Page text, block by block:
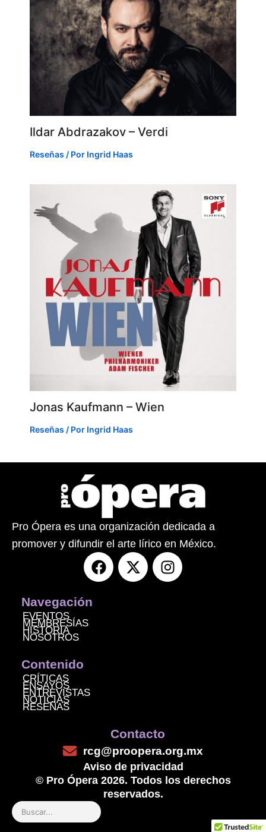
Ildar Abdrazakov – Verdi
Reseñas / Por Ingrid Haas
Jonas Kaufmann – Wien
Reseñas / Por Ingrid Haas
Pro Ópera es una organización dedicada a
promover y difundir el arte lírico en México.
F
a
X
-
I
n
Navegación
EVENTOS
MEMBRESÍAS
HISTORIA
NOSOTROS
Contenido
CRÍTICAS
ENSAYOS
ENTREVISTAS
NOTICIAS
RESEÑAS
Contacto
rcg@proopera.org.mx
Aviso de privacidad
© Pro Ópera 2026. Todos los derechos
reservados.